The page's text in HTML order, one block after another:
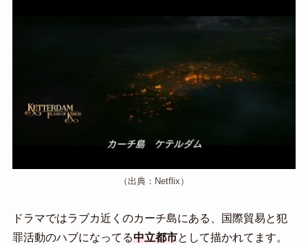
（出典：Netflix）
ドラマではラブカ近くのカーチ島にある、国際貿易と犯
罪活動のハブになってる中立都市として描かれてます。